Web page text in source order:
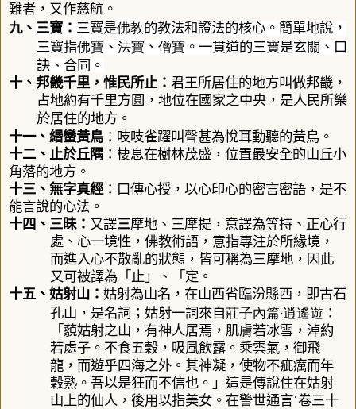
難者，又作慈航。
九、 三寶： 三寶是佛教的教法和證法的核心。簡單地說，
三寶指佛寶、 法寶、 僧寶。一貫道的三寶是玄關、口
訣、合同。
十、 邦畿千里，惟民所止： 君王所居住的地方叫做邦畿，
占地約有千里方圓，地位在國家之中央，是人民所樂
於居住的地方。
十一、 緡蠻黃鳥： 吱吱雀躍叫聲甚為悅耳動聽的黃鳥 。
十二、 止於丘隅 ： 棲息在樹林茂盛，位置最安全的山丘小
角落的地方。
十三、 無字真經：口傳心授，以心印心的密言密語，是不
能言說的心法。
十四、 三昧： 又譯三摩地、三摩提，意譯為等持、正心行
處、心一境性，佛教術語，意指專注於所緣境，
而進入心不散亂的狀態，皆可稱為三摩地，因此
又可被譯為「止」、「定。
十五、 姑射山 ： 姑射為山名，在山西省臨汾縣西，即古石
孔山，是名詞；姑射一詞來自莊子內篇‧逍遙遊 ：
「藐姑射之山，有神人居焉，肌膚若冰雪，淖約
若處子。不食五穀，吸風飲露。乘雲氣，御飛
龍，而遊乎四海之外。其神凝，使物不疵癘而年
穀熟。吾以是狂而不信也。」這是傳說住在姑射
山上的仙人，後用以指美女。在警世通言˙卷三十